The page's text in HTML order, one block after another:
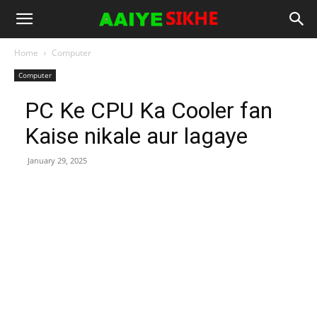
Home Computer
Computer
PC Ke CPU Ka Cooler fan
Kaise nikale aur lagaye
January 29, 2025